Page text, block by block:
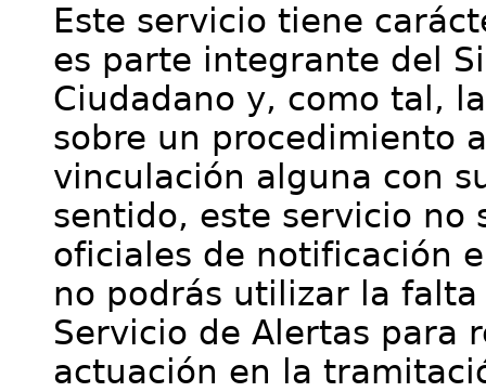
Este servicio tiene
es parte integrante del
Ciudadano y, como tal,
sobre un procedimiento
vinculación alguna con
sentido, este servicio no
oficiales de notificación
no podrás utilizar la
Servicio de Alertas para
actuación en la